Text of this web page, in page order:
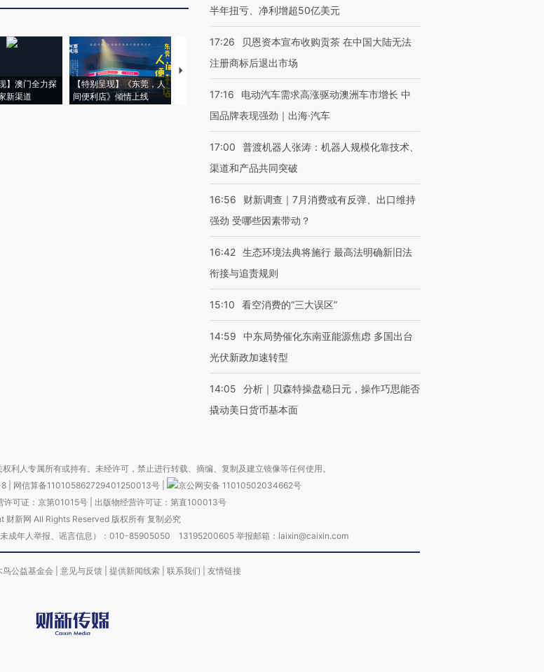
】澳门全力探
新渠道
【特别呈现】《东莞，人
间便利店》倾情上线
【推广】走进第四届链博
有意思的生活方式·第三对
住三大增长引擎是什么？
半年扭亏、净利增超50亿美元
17:26
贝恩资本宣布收购贡茶 在中国大陆无法
注册商标后退出市场
17:16
电动汽车需求高涨驱动澳洲车市增长 中
国品牌表现强劲｜出海·汽车
17:00
普渡机器人张涛：机器人规模化靠技术、
渠道和产品共同突破
16:56
财新调查｜7月消费或有反弹、出口维持
强劲 受哪些因素带动？
16:42 生态环境法典将施行 最高法明确新旧法
衔接与追责规则
15:10 看空消费的“三大误区”
14:59
中东局势催化东南亚能源焦虑 多国出台
光伏新政加速转型
14:05
分析｜贝森特操盘稳日元，操作巧思能否
撬动美日货币基本面
利人专属所有或持有。未经许可，禁止进行转载、摘编、复制及建立镜像等任何使用。
网信算备110105862729401250013号
京公网安备 11010502034662号
许可证：京第01015号| 出版物经营许可证：第直100013号
财新网 All Rights Reserved 版权所有 复制必究
未成年人举报、谣言信息）：010-85905050 13195200605 举报邮箱：laixin@caixin.com
鸟公益基金会 意见与反馈 提供新闻线索 联系我们 友情链接